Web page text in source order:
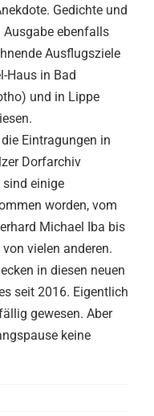
Gedichte und
ebenfalls
Ausflugsziele
Haus in Bad
und in Lippe
Eintragungen in
Dorfarchiv
sind einige
worden, vom
Michael Iba bis
vielen anderen.
in diesen neuen
seit 2016. Eigentlich
gewesen. Aber
keine